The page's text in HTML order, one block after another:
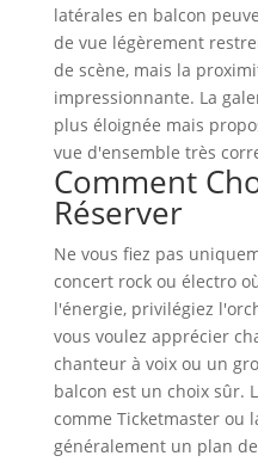
latérales en balcon
de vue légèrement
de scène, mais la
impressionnante. La
plus éloignée mais
vue d'ensemble très
Comment
Réserver
Ne vous fiez pas
concert rock ou électro
l'énergie, privilégiez
vous voulez apprécier
chanteur à voix ou un
balcon est un choix sûr.
comme Ticketmaster ou
généralement un plan